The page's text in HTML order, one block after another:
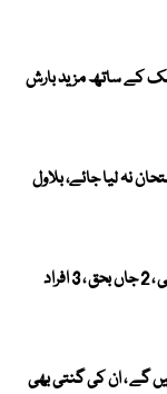
کے ساتھ مزید بارش
نہ لیا جائے، بلاول
ڈیرہ غازی خان میں گھر کی چھت گر گئی ، 2 جاں بحق ، 3 افراد
گے ، ان کی گنتی بھی